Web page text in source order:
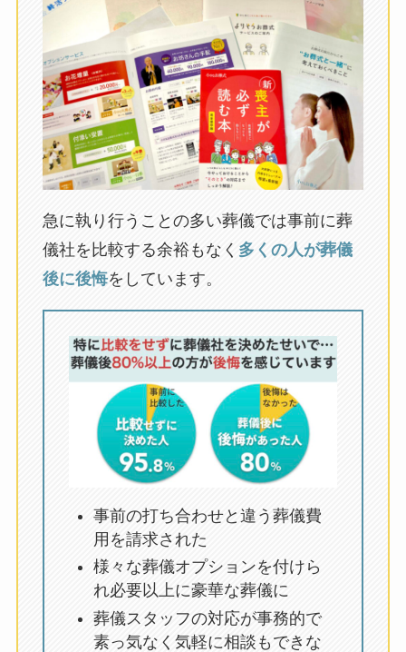
急に執り行うことの多い葬儀では事前に葬
儀社を比較する余裕もなく 多くの人が葬儀
後に後悔をしています。
事前の打ち合わせと違う葬儀費
用を請求された
様々な葬儀オプションを付けら
れ必要以上に豪華な葬儀に
葬儀スタッフの対応が事務的で
素っ気なく気軽に相談もできな